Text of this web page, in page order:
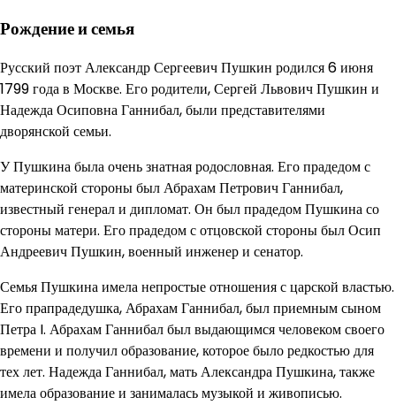
Рождение и семья
Русский поэт Александр Сергеевич Пушкин родился 6 июня
1799 года в Москве. Его родители, Сергей Львович Пушкин и
Надежда Осиповна Ганнибал, были представителями
дворянской семьи.
У Пушкина была очень знатная родословная. Его прадедом с
материнской стороны был Абрахам Петрович Ганнибал,
известный генерал и дипломат. Он был прадедом Пушкина со
стороны матери. Его прадедом с отцовской стороны был Осип
Андреевич Пушкин, военный инженер и сенатор.
Семья Пушкина имела непростые отношения с царской властью.
Его прапрадедушка, Абрахам Ганнибал, был приемным сыном
Петра I. Абрахам Ганнибал был выдающимся человеком своего
времени и получил образование, которое было редкостью для
тех лет. Надежда Ганнибал, мать Александра Пушкина, также
имела образование и занималась музыкой и живописью.